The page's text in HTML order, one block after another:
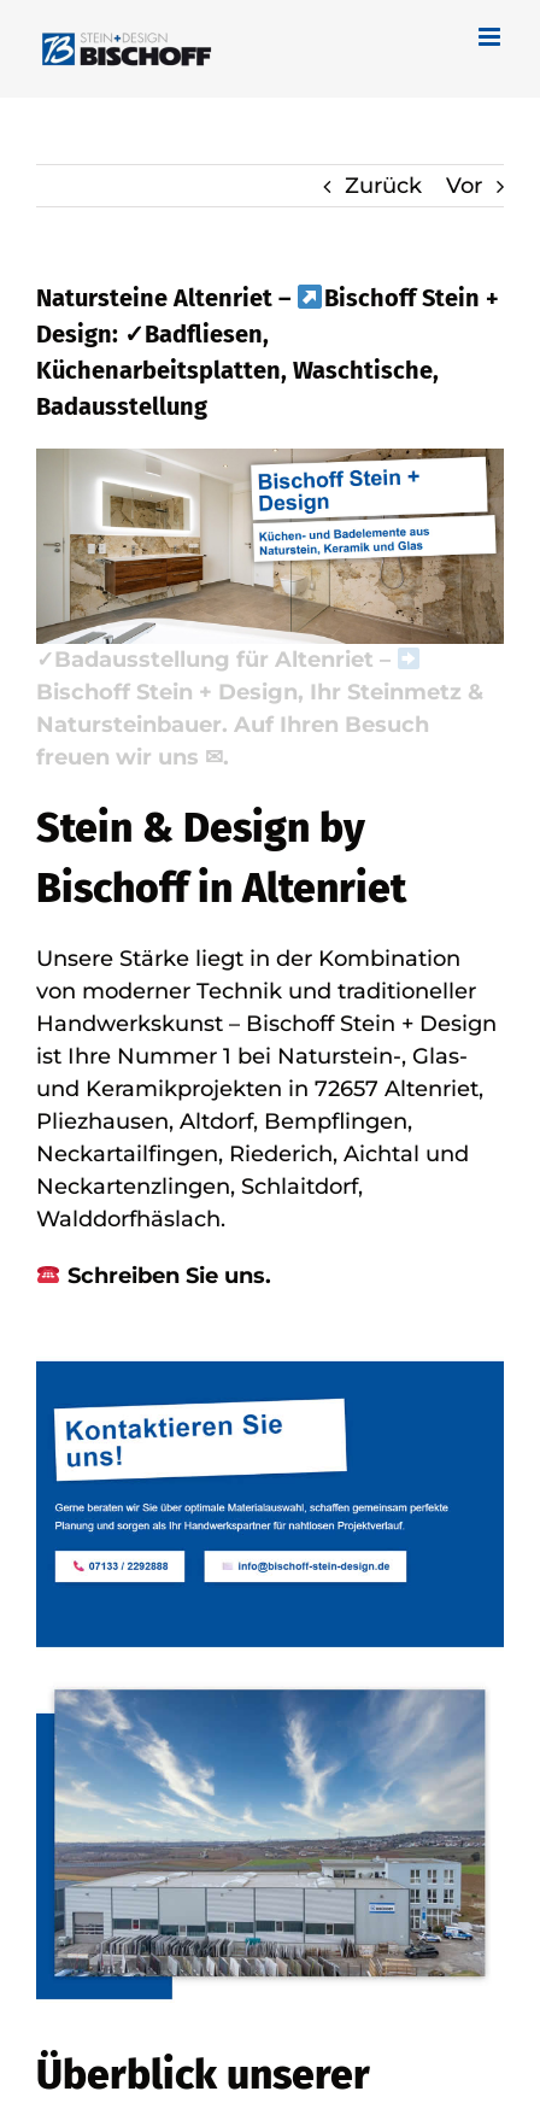
Inhalt
Zurück Vor
Natursteine Altenriet –
Bischoff Stein +
Design: ✓Badfliesen,
Küchenarbeitsplatten, Waschtische,
Badausstellung
Naturstein in Altenriet – erkunden bei
Bischoff Stein + Design und
✓Waschtische, Küchenarbeitsplatte,
Badfliese, Badausstellung. Ihre Quelle für
✓Küchenarbeitsplatte, ✓Naturstein,
✓Badfliese, ✓Waschtische oder
✓Badausstellung für Altenriet –
Bischoff Stein + Design, Ihr Steinmetz &
Natursteinbauer. Auf Ihren Besuch
freuen wir uns ✉.
Stein & Design by
Bischoff in Altenriet
Unsere Stärke liegt in der Kombination
von moderner Technik und traditioneller
Handwerkskunst – Bischoff Stein + Design
ist Ihre Nummer 1 bei Naturstein-, Glas-
und Keramikprojekten in 72657 Altenriet,
Pliezhausen, Altdorf, Bempflingen,
Neckartailfingen, Riederich, Aichtal und
Neckartenzlingen, Schlaitdorf,
Walddorfhäslach.
Schreiben Sie uns.
Überblick unserer